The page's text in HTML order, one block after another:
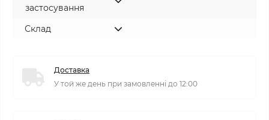
застосування
Склад
Доставка
У той же день при замовленні до 12:00